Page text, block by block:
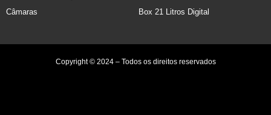
Câmaras
Box 21 Litros Digital
Copyright © 2024 – Todos os direitos reservados